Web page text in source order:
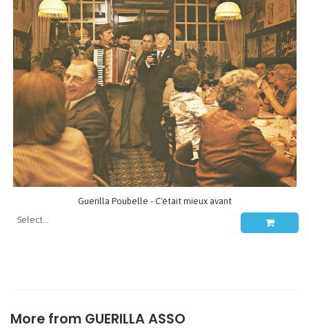
Guerilla Poubelle - C'était mieux avant
More from GUERILLA ASSO